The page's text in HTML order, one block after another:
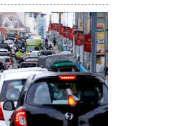
നിർവഹിച്ച്
മുഖ്യമന്ത്രി വി.ഡി.
ജേക്കബ് സമീപം